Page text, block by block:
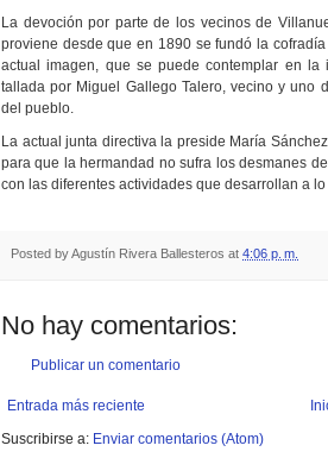
La devoción por parte de los vecinos de
proviene desde que en 1890 se fundó la
actual imagen, que se puede contemplar en
tallada por Miguel Gallego Talero, vecino y uno
del pueblo.
La actual junta directiva la preside María
para que la hermandad no sufra los desmanes
con las diferentes actividades que desarrollan a
Posted byAgustín Rivera Ballesteros at 4:06 p. m.
No hay comentarios:
Publicar un comentario
Entrada más reciente
Suscribirse a: Enviar comentarios (Atom)